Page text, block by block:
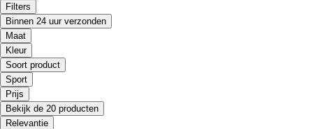
Filters
Binnen 24 uur verzonden
Maat
Kleur
Soort product
Sport
Prijs
Bekijk de 20 producten
Relevantie